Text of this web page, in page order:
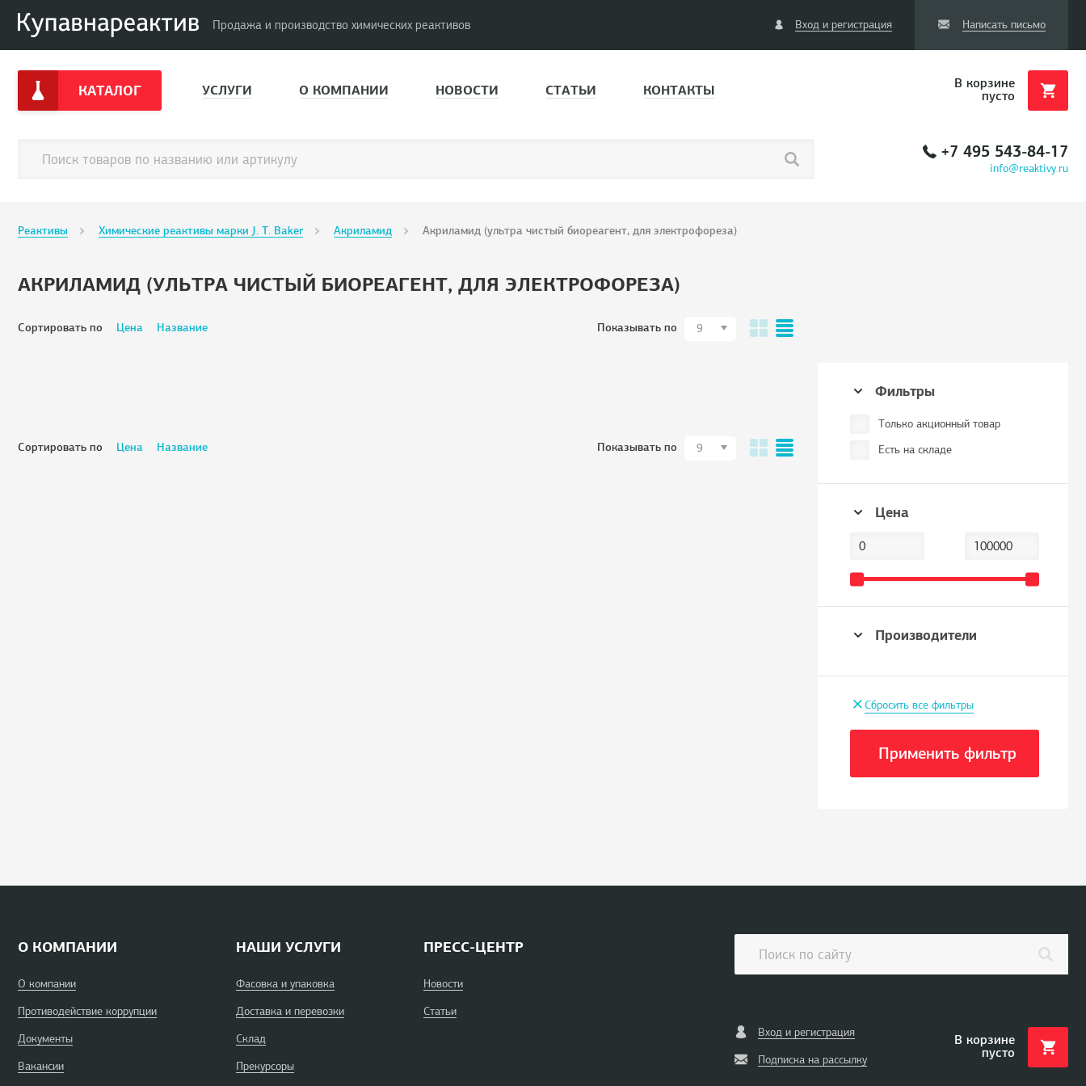
Продажа и производство химических реактивов Написать письмо
Вход и регистрация
КАТАЛОГ УСЛУГИ О КОМПАНИИ НОВОСТИ СТАТЬИ КОНТАКТЫ
В корзине
пусто
+7 495 543-84-17
info@reaktivy.ru
Реактивы Химические реактивы марки J. T. Baker Акриламид Акриламид (ультра чистый биореагент, для электрофореза)
АКРИЛАМИД (УЛЬТРА ЧИСТЫЙ БИОРЕАГЕНТ, ДЛЯ ЭЛЕКТРОФОРЕЗА)
Сортировать по Цена Название Показывать по 9
Сортировать по Цена Название Показывать по 9
Фильтры
Только акционный товар
Есть на складе
Цена
Производители
+Сбросить все фильтры
Применить фильтр
О КОМПАНИИ
О компании
Противодействие коррупции
Документы
Вакансии
НАШИ УСЛУГИ
Фасовка и упаковка
Доставка и перевозки
Склад
Прекурсоры
ПРЕСС-ЦЕНТР
Новости
Статьи
Вход и регистрация
Подписка на рассылку
В корзине
пусто